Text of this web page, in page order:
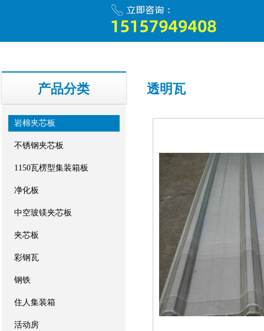
产品分类
岩棉夹芯板
不锈钢夹芯板
1150瓦楞型集装箱板
净化板
中空玻镁夹芯板
夹芯板
彩钢瓦
钢铁
住人集装箱
活动房
透明瓦